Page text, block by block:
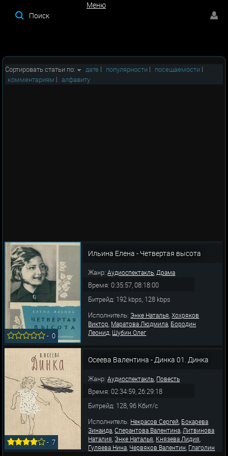
Меню
Сортировать статьи по: дате | популярности | посещаемости |
комментариям | алфавиту
-0
Ильина Елена - Четвертая высота
Жанр:Аудиоспектакль,Драма
Время: 0:35:57, 08:18:00
Битрейд: 192 kbps, 128 kbps
Исполнитель: Энке Наталья,Хохряков
Виктор, Маратова Людмила, Бородин
Леонид, Шубин Олег
-7
Осеева Валентина - Динка 01. Динка
Жанр:Аудиоспектакль, Повесть
Время: 02:34:59, 26:29:18
Битрейд: 128, 96 Кбит/с
Исполнитель: Некрасов Сергей, Бокарева
Зинаида,Сперантова Валентина,Литвинова
Наталия, Энке Наталья, Князева Лидия,
Гуляева Нина, Червяков Валентин, Глаголин